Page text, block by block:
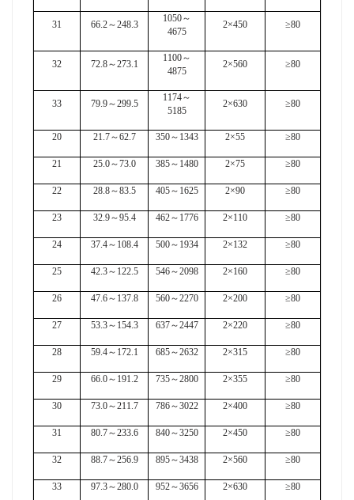
31 66.2～248.3
1050～
4675
2×450 ≥80
32 72.8～273.1
1100～
4875
2×560 ≥80
33 79.9～299.5
1174～
5185
2×630 ≥80
20 21.7～62.7 350～ 1343 2×55 ≥80
21 25.0～73.0 385～ 1480 2×75 ≥80
22 28.8～83.5 405～ 1625 2×90 ≥80
23 32.9～95.4 462～ 1776 2×110 ≥80
24 37.4～ 108.4 500～ 1934 2×132 ≥80
25 42.3～ 122.5 546～2098 2×160 ≥80
26 47.6～ 137.8 560～2270 2×200 ≥80
27 53.3～ 154.3 637～2447 2×220 ≥80
28 59.4～ 172.1 685～2632 2×315 ≥80
29 66.0～ 191.2 735～2800 2×355 ≥80
30 73.0～211.7 786～3022 2×400 ≥80
31 80.7～233.6 840～3250 2×450 ≥80
32 88.7～256.9 895～3438 2×560 ≥80
33 97.3～280.0 952～3656 2×630 ≥80